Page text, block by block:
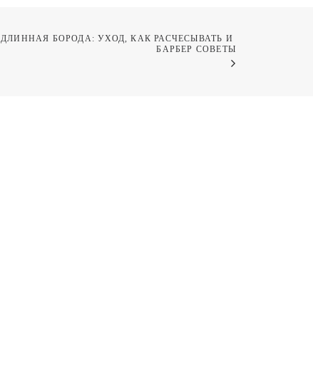
ДЛИННАЯ БОРОДА: УХОД, КАК РАСЧЕСЫВАТЬ И
БАРБЕР СОВЕТЫ